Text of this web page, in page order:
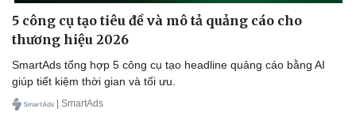
5 công cụ tạo tiêu đề và mô tả quảng cáo cho
thương hiệu 2026
SmartAds tổng hợp 5 công cụ tạo headline quảng cáo bằng AI
giúp tiết kiệm thời gian và tối ưu.
| SmartAds